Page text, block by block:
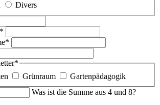
Divers
*
*
*
Grünraum
Gartenpädagogik
Was ist die Summe aus 4 und 8?